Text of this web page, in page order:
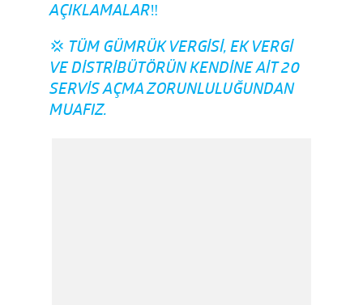
AÇIKLAMALAR‼️
💢 TÜM GÜMRÜK VERGISI, EK VERGI
VE DISTRIBÜTÖRÜN KENDINE AIT 20
SERVIS AÇMA ZORUNLULUĞUNDAN
MUAFIZ.